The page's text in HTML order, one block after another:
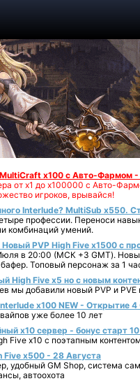
MultiCraft x100 с Авто-Фармом
от х1 до х100000 с Авто-
игроков, врывайся!
Interlude? MultiSub x550.
профессии. Переноси
комбинаций умений.
Новый PVP High Five x1500 с
в 20:00 (МСК +3 GMT).
Топовый персонаж за 1
High Five x5 но с новым
мы добавили новый PVP и PVE
х100 NEW - Открытие 4
уже более 10 лет
х10 сервер - бонус старт
Five x10 с поэтапным
Five x500 - 28 Августа
удобный GM Shop, система
автоохота